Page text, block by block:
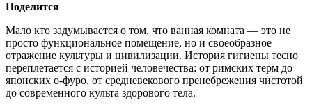
Поделится
Мало кто задумывается о том, что ванная комната — это не
просто функциональное помещение, но и своеобразное
отражение культуры и цивилизации. История гигиены тесно
переплетается с историей человечества: от римских терм до
японских о-фуро, от средневекового пренебрежения чистотой
до современного культа здорового тела.